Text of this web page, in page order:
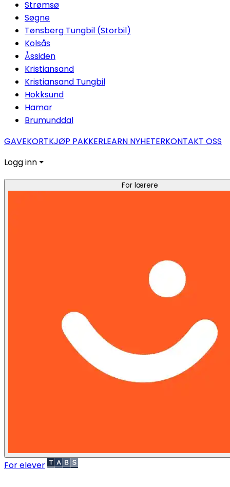
Strømsø
Søgne
Tønsberg Tungbil (Storbil)
Kolsås
Åssiden
Kristiansand
Kristiansand Tungbil
Hokksund
Hamar
Brumunddal
GAVEKORTKJØP PAKKERLEARN NYHETERKONTAKT OSS
Logg inn ⏷
For lærere
For elever